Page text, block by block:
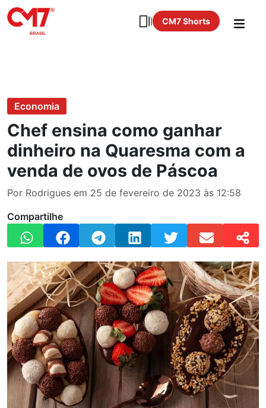
CM7 Shorts
Economia
Chef ensina como ganhar
dinheiro na Quaresma com a
venda de ovos de Páscoa
Por Rodrigues em 25 de fevereiro de 2023 às 12:58
Compartilhe